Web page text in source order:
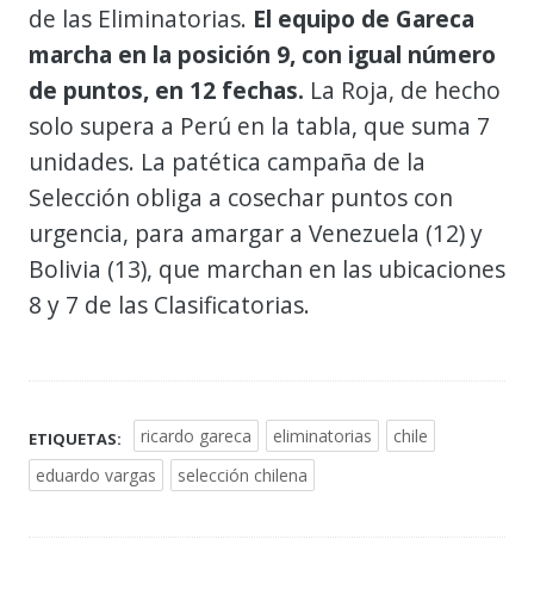
de las Eliminatorias. El equipo de Gareca
marcha en la posición 9, con igual número
de puntos, en 12 fechas. La Roja, de hecho
solo supera a Perú en la tabla, que suma 7
unidades. La patética campaña de la
Selección obliga a cosechar puntos con
urgencia, para amargar a Venezuela (12) y
Bolivia (13), que marchan en las ubicaciones
8 y 7 de las Clasificatorias.
ETIQUETAS: ricardo gareca eliminatorias
chile
eduardo vargas
selección chilena